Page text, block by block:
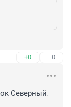
+0 –0
Северный,